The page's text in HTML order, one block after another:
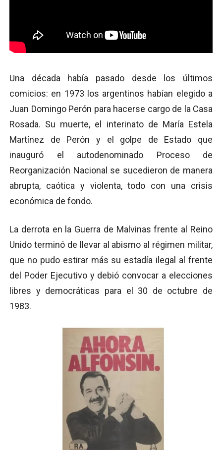
Una década había pasado desde los últimos
comicios: en 1973 los argentinos habían elegido a
Juan Domingo Perón para hacerse cargo de la Casa
Rosada. Su muerte, el interinato de María Estela
Martínez de Perón y el golpe de Estado que
inauguró el autodenominado Proceso de
Reorganización Nacional se sucedieron de manera
abrupta, caótica y violenta, todo con una crisis
económica de fondo.
La derrota en la Guerra de Malvinas frente al Reino
Unido terminó de llevar al abismo al régimen militar,
que no pudo estirar más su estadía ilegal al frente
del Poder Ejecutivo y debió convocar a elecciones
libres y democráticas para el 30 de octubre de
1983.